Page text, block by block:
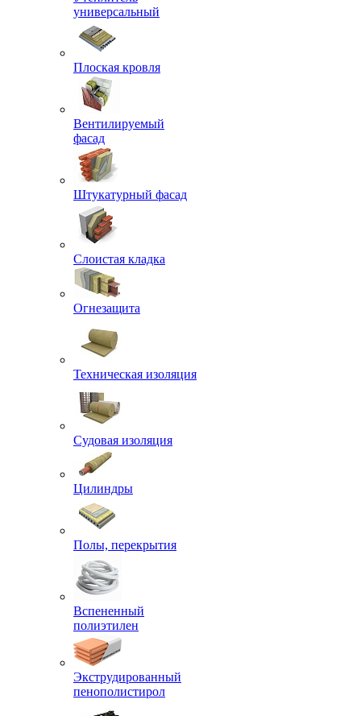
универсальный
Плоская кровля
Вентилируемый
фасад
Штукатурный фасад
Слоистая кладка
Огнезащита
Техническая изоляция
Судовая изоляция
Цилиндры
Полы, перекрытия
Вспененный
полиэтилен
Экструдированный
пенополистирол